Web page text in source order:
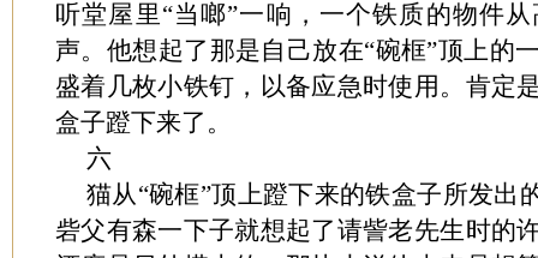
听堂屋里“当啷”一响，一个铁质的物件
声。他想起了那是自己放在“碗框”顶上的
盛着几枚小铁钉，以备应急时使用。肯定
盒子蹬下来了。
六
猫从“碗框”顶上蹬下来的铁盒子所发出
砦父有森一下子就想起了请訾老先生时的